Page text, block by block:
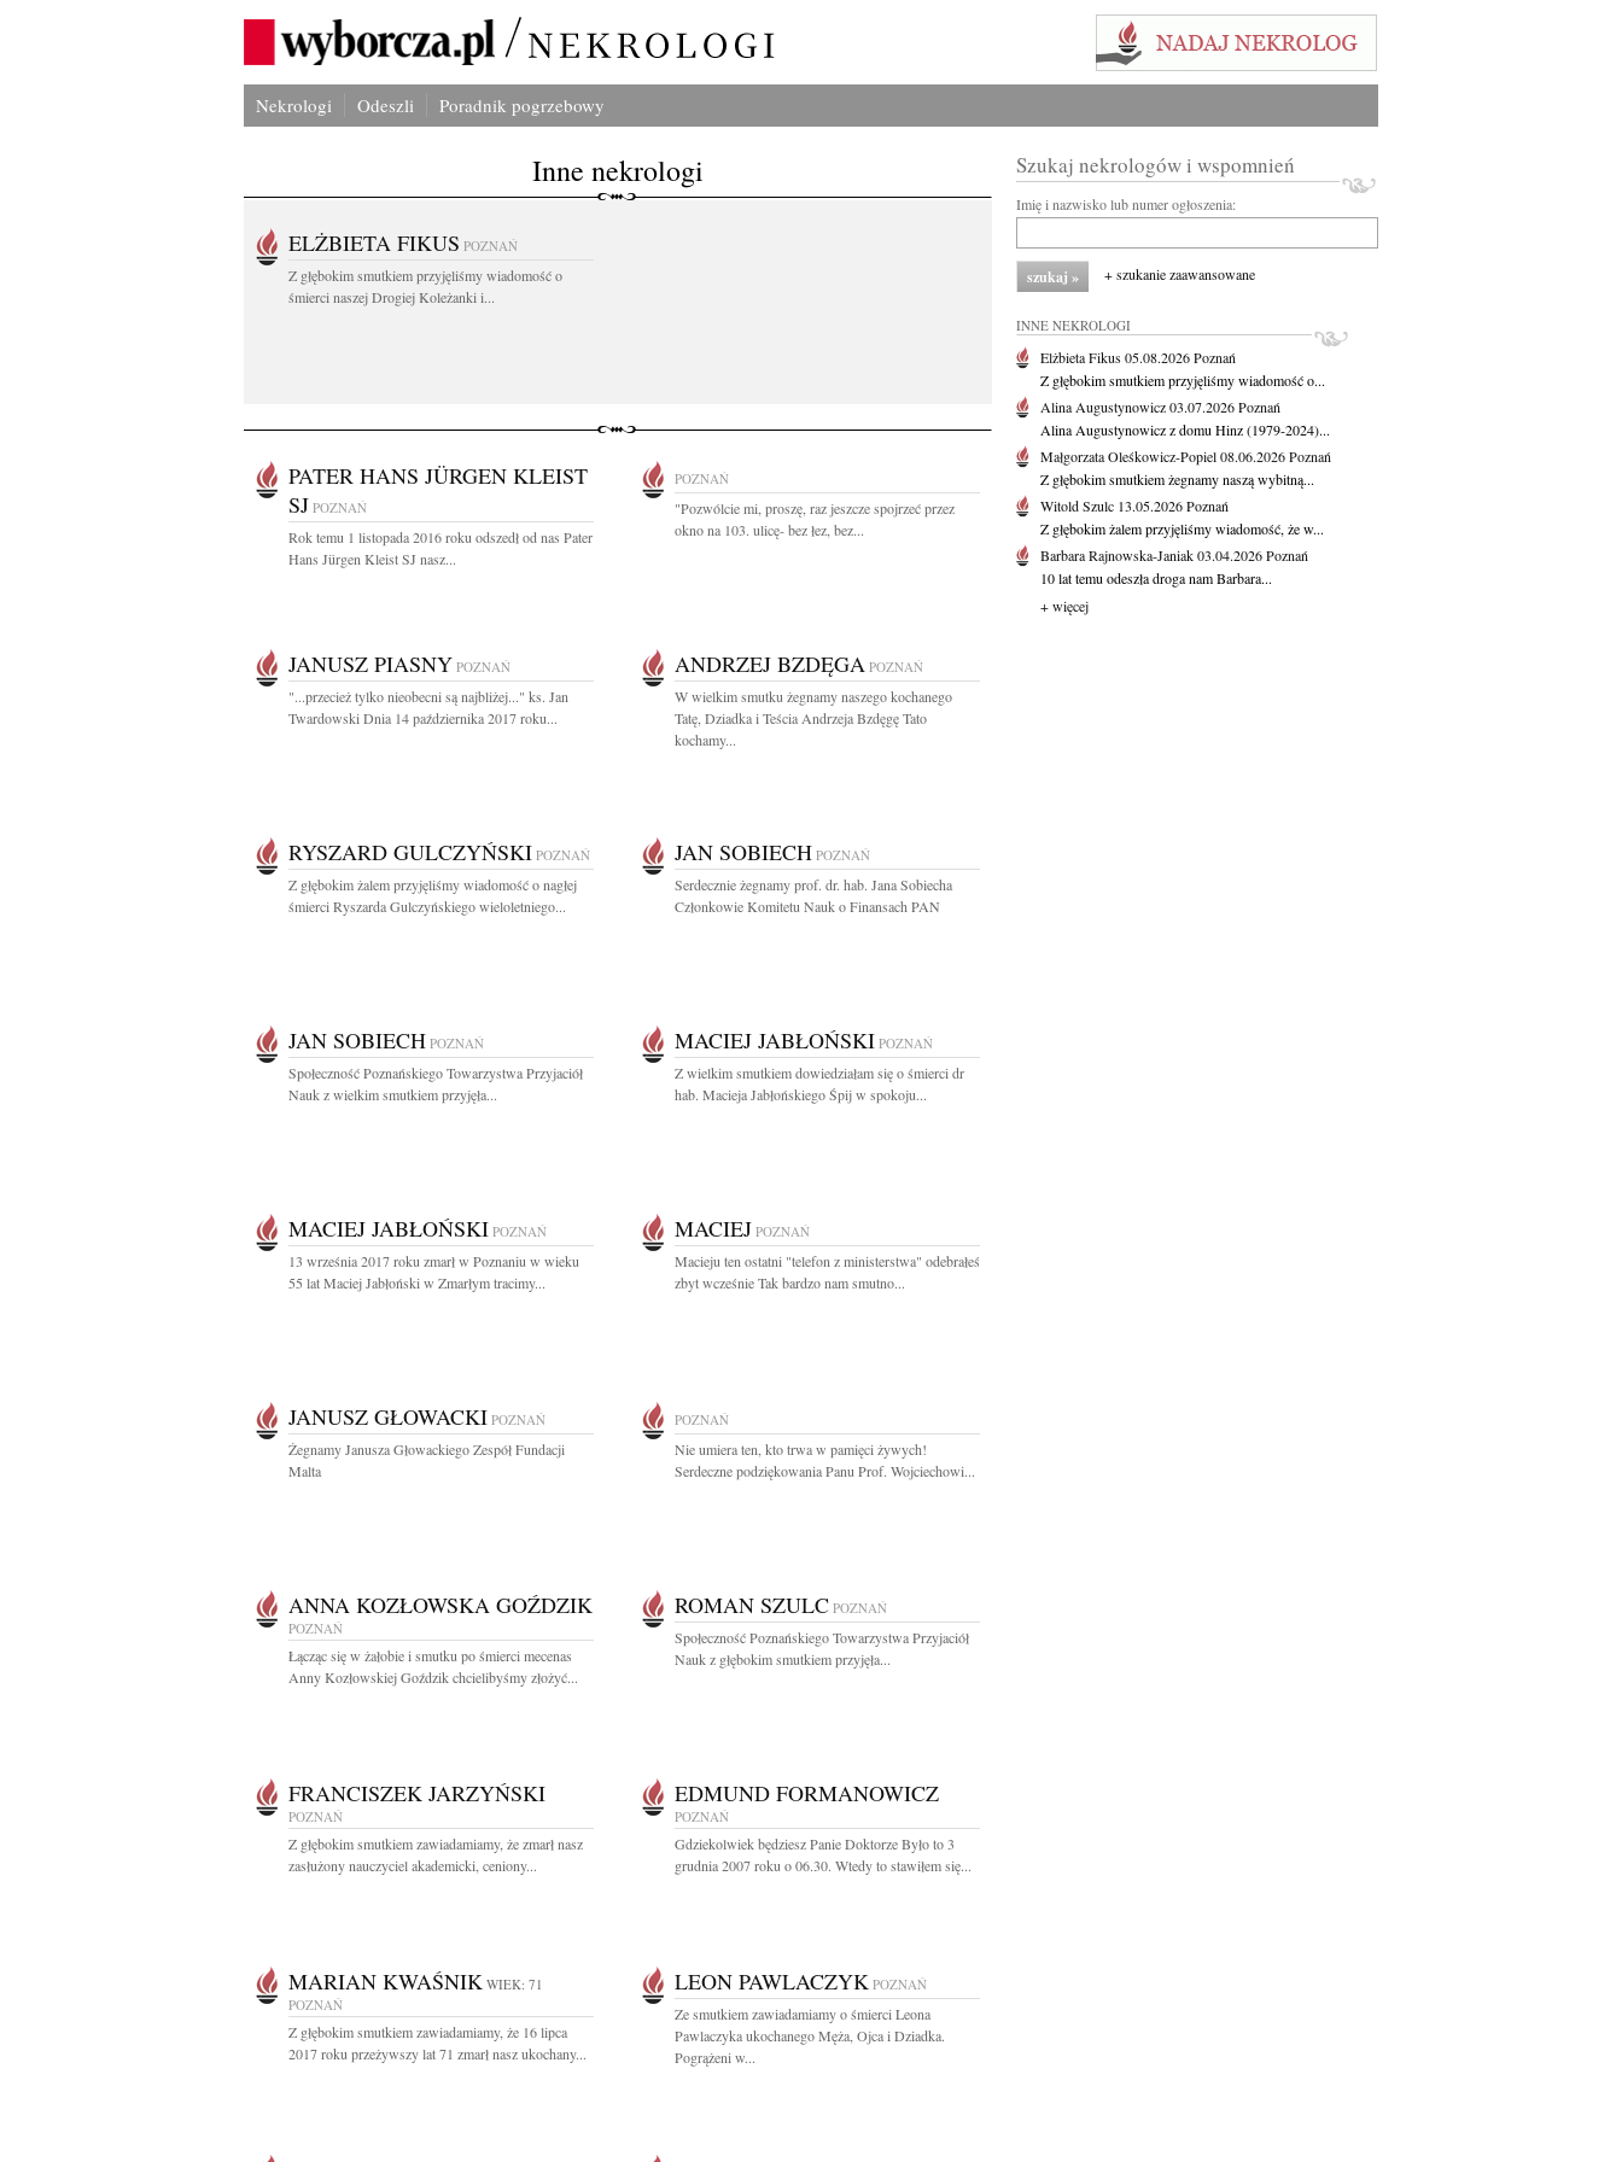
Nekrologi Odeszli Poradnik pogrzebowy
Inne nekrologi
ELŻBIETA FIKUS POZNAŃ
Z głębokim smutkiem przyjęliśmy wiadomość o
śmierci naszej Drogiej Koleżanki i...
PATER HANS JÜRGEN KLEIST
SJ POZNAŃ
Rok temu 1 listopada 2016 roku odszedł od nas Pater
Hans Jürgen Kleist SJ nasz...
POZNAŃ
"Pozwólcie mi, proszę, raz jeszcze spojrzeć przez
okno na 103. ulicę- bez łez, bez...
JANUSZ PIASNY POZNAŃ
"...przecież tylko nieobecni są najbliżej..." ks. Jan
Twardowski Dnia 14 października 2017 roku...
ANDRZEJ BZDĘGA POZNAŃ
W wielkim smutku żegnamy naszego kochanego
Tatę, Dziadka i Teścia Andrzeja Bzdęgę Tato
kochamy...
RYSZARD GULCZYŃSKI POZNAŃ
Z głębokim żalem przyjęliśmy wiadomość o nagłej
śmierci Ryszarda Gulczyńskiego wieloletniego...
JAN SOBIECH POZNAŃ
Serdecznie żegnamy prof. dr. hab. Jana Sobiecha
Członkowie Komitetu Nauk o Finansach PAN
JAN SOBIECH POZNAŃ
Społeczność Poznańskiego Towarzystwa Przyjaciół
Nauk z wielkim smutkiem przyjęła...
MACIEJ JABŁOŃSKI POZNAŃ
Z wielkim smutkiem dowiedziałam się o śmierci dr
hab. Macieja Jabłońskiego Śpij w spokoju...
MACIEJ JABŁOŃSKI POZNAŃ
13 września 2017 roku zmarł w Poznaniu w wieku
55 lat Maciej Jabłoński w Zmarłym tracimy...
MACIEJ POZNAŃ
Macieju ten ostatni "telefon z ministerstwa" odebrałeś
zbyt wcześnie Tak bardzo nam smutno...
JANUSZ GŁOWACKI POZNAŃ
Żegnamy Janusza Głowackiego Zespół Fundacji
Malta
POZNAŃ
Nie umiera ten, kto trwa w pamięci żywych!
Serdeczne podziękowania Panu Prof. Wojciechowi...
ANNA KOZŁOWSKA GOŹDZIK
POZNAŃ
Łącząc się w żałobie i smutku po śmierci mecenas
Anny Kozłowskiej Goździk chcielibyśmy złożyć...
ROMAN SZULC POZNAŃ
Społeczność Poznańskiego Towarzystwa Przyjaciół
Nauk z głębokim smutkiem przyjęła...
FRANCISZEK JARZYŃSKI
POZNAŃ
Z głębokim smutkiem zawiadamiamy, że zmarł nasz
zasłużony nauczyciel akademicki, ceniony...
EDMUND FORMANOWICZ
POZNAŃ
Gdziekolwiek będziesz Panie Doktorze Było to 3
grudnia 2007 roku o 06.30. Wtedy to stawiłem się...
MARIAN KWAŚNIK WIEK: 71
POZNAŃ
Z głębokim smutkiem zawiadamiamy, że 16 lipca
2017 roku przeżywszy lat 71 zmarł nasz ukochany...
LEON PAWLACZYK POZNAŃ
Ze smutkiem zawiadamiamy o śmierci Leona
Pawlaczyka ukochanego Męża, Ojca i Dziadka.
Pogrążeni w...
Szukaj nekrologów i wspomnień
Imię i nazwisko lub numer ogłoszenia:
+ szukanie zaawansowane
INNE NEKROLOGI
Elżbieta Fikus05.08.2026Poznań
Z głębokim smutkiem przyjęliśmy wiadomość o...
Alina Augustynowicz03.07.2026Poznań
Alina Augustynowicz z domu Hinz (1979-2024)...
Małgorzata Oleśkowicz-Popiel08.06.2026Poznań
Z głębokim smutkiem żegnamy naszą wybitną...
Witold Szulc 13.05.2026Poznań
Z głębokim żalem przyjęliśmy wiadomość, że w...
Barbara Rajnowska-Janiak03.04.2026Poznań
10 lat temu odeszła droga nam Barbara...
+ więcej